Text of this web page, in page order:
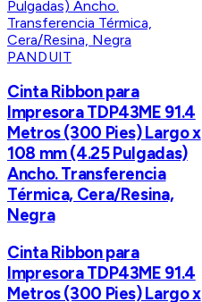
PANDUIT
Cinta Ribbon para
Impresora TDP43ME 91.4
Metros (300 Pies) Largo x
108 mm (4.25 Pulgadas)
Ancho. Transferencia
Térmica, Cera/Resina,
Negra
Cinta Ribbon para
Impresora TDP43ME 91.4
Metros (300 Pies) Largo x